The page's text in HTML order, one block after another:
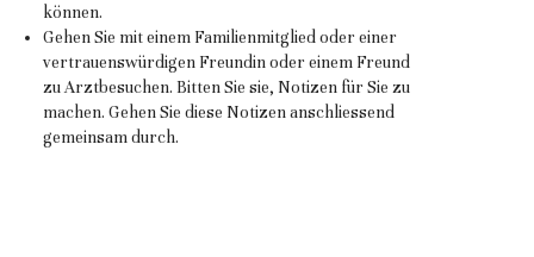
können.
Gehen Sie mit einem Familienmitglied oder einer
vertrauenswürdigen Freundin oder einem Freund
zu Arztbesuchen. Bitten Sie sie, Notizen für Sie zu
machen. Gehen Sie diese Notizen anschliessend
gemeinsam durch.